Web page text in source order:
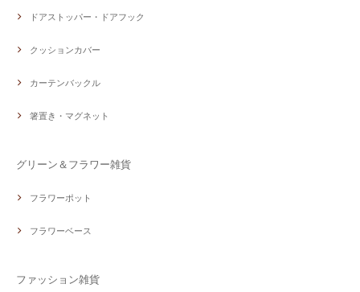
ドアストッパー・ドアフック
クッションカバー
カーテンバックル
箸置き・マグネット
グリーン＆フラワー雑貨
フラワーポット
フラワーベース
ファッション雑貨